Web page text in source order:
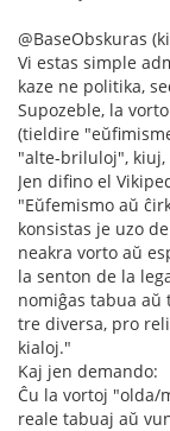
@BaseObskuras
Vi estas simple
kaze ne politika,
Supozeble, la
(tieldire
"alte-briluloj", kiuj,
Jen difino el
"Eŭfemismo aŭ
konsistas je uzo
neakra vorto aŭ
la senton de la
nomiĝas tabua aŭ
tre diversa, pro
kialoj."
Kaj jen demando:
Ĉu la vortoj "olda/
reale tabuaj aŭ